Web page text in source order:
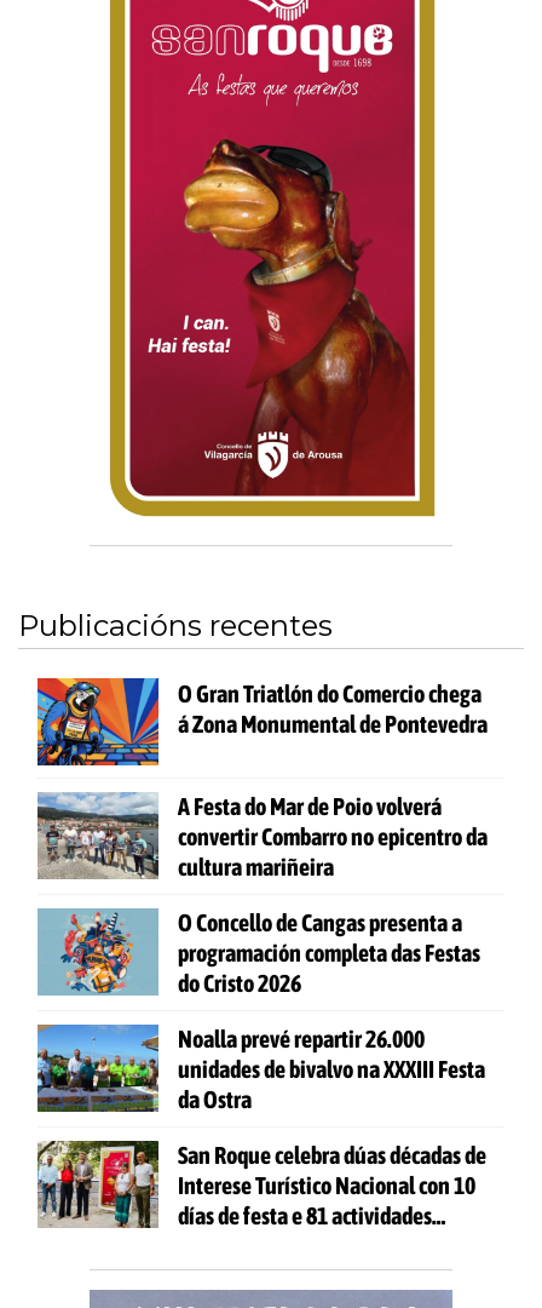
Publicacións recentes
O Gran Triatlón do Comercio chega
á Zona Monumental de Pontevedra
A Festa do Mar de Poio volverá
convertir Combarro no epicentro da
cultura mariñeira
O Concello de Cangas presenta a
programación completa das Festas
do Cristo 2026
Noalla prevé repartir 26.000
unidades de bivalvo na XXXIII Festa
da Ostra
San Roque celebra dúas décadas de
Interese Turístico Nacional con 10
días de festa e 81 actividades